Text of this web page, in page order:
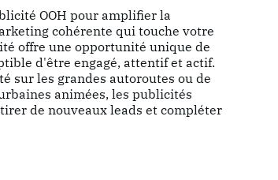
OOH pour amplifier la
cohérente qui touche votre
offre une opportunité unique de
d'être engagé, attentif et actif.
sur les grandes autoroutes ou de
animées, les publicités
de nouveaux leads et compléter